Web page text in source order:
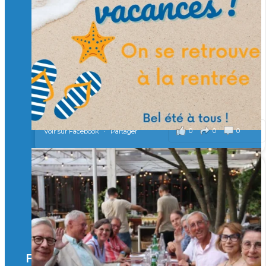
d’ingénieurs de demain. 🙏
Merci à tous !
🎯 Taxe d’apprentissage 2026 : avec l'Isep, investissez pour
un numérique au service de l'humain !
À l’Isep, nous formons des ingénieurs, des bachelors, des
Mastères Spécialisés, qui allient excellence technologique et
valeurs humaines, au cœur de notre pro
...Voir plus
il y a 2 mois
0 0 0
Voir sur Facebook · Partager
🚀Afterwork à Genève 🚀
🥳 Le 22 avril dernier, 14 Alumni vivant / travaillant
en Suisse ont partagé un moment convivial de
retrouvailles et d'échanges !
Merci à tous pour votre présence et à Alexandre
CHEA pour l'organisation !
Facebook